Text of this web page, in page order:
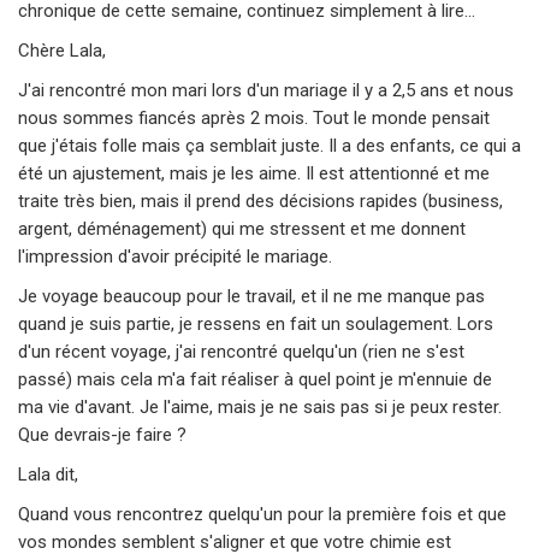
chronique de cette semaine, continuez simplement à lire...
Chère Lala,
J'ai rencontré mon mari lors d'un mariage il y a 2,5 ans et nous
nous sommes fiancés après 2 mois. Tout le monde pensait
que j'étais folle mais ça semblait juste. Il a des enfants, ce qui a
été un ajustement, mais je les aime. Il est attentionné et me
traite très bien, mais il prend des décisions rapides (business,
argent, déménagement) qui me stressent et me donnent
l'impression d'avoir précipité le mariage.
Je voyage beaucoup pour le travail, et il ne me manque pas
quand je suis partie, je ressens en fait un soulagement. Lors
d'un récent voyage, j'ai rencontré quelqu'un (rien ne s'est
passé) mais cela m'a fait réaliser à quel point je m'ennuie de
ma vie d'avant. Je l'aime, mais je ne sais pas si je peux rester.
Que devrais-je faire ?
Lala dit,
Quand vous rencontrez quelqu'un pour la première fois et que
vos mondes semblent s'aligner et que votre chimie est